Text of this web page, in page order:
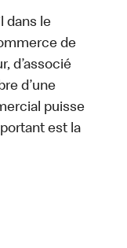
dans le
de
d’associé
d’une
puisse
est la